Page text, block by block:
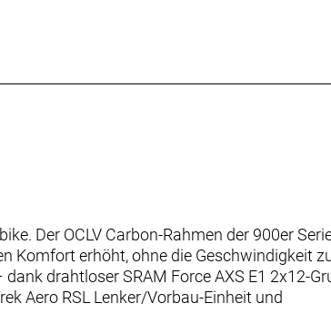
Der OCLV Carbon-Rahmen der 900er
Komfort erhöht, ohne die Geschwindigkeit
drahtloser SRAM Force AXS E1 2x12-
Aero RSL Lenker/Vorbau-Einheit und